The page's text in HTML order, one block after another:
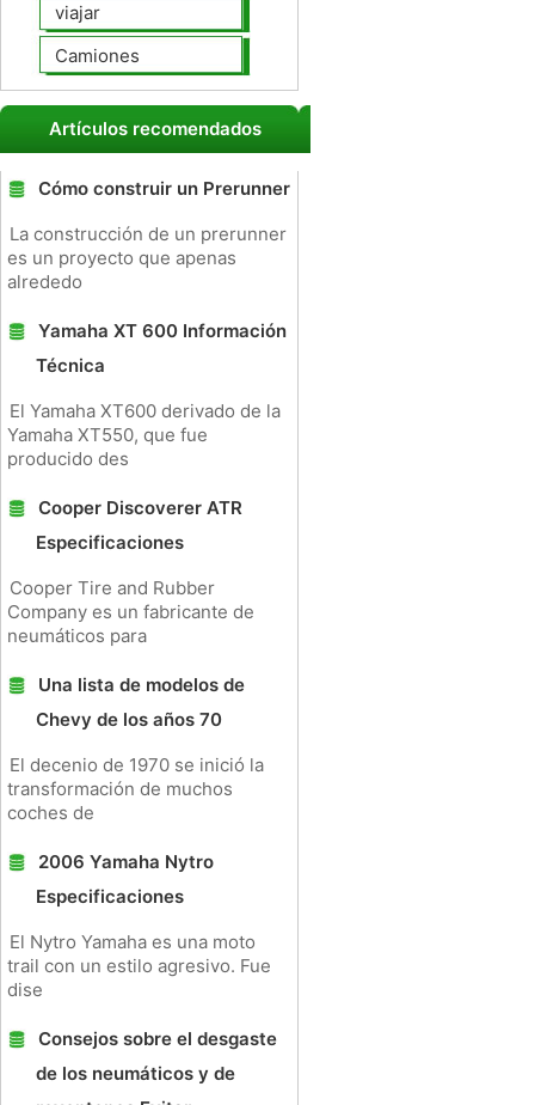
viajar
Camiones
Artículos recomendados
Cómo construir un Prerunner
La construcción de un prerunner
es un proyecto que apenas
alrededo
Yamaha XT 600 Información
Técnica
El Yamaha XT600 derivado de la
Yamaha XT550, que fue
producido des
Cooper Discoverer ATR
Especificaciones
Cooper Tire and Rubber
Company es un fabricante de
neumáticos para
Una lista de modelos de
Chevy de los años 70
El decenio de 1970 se inició la
transformación de muchos
coches de
2006 Yamaha Nytro
Especificaciones
El Nytro Yamaha es una moto
trail con un estilo agresivo. Fue
dise
Consejos sobre el desgaste
de los neumáticos y de